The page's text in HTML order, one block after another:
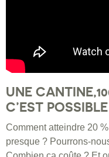
UNE
C’EST
Comment atteindre 20
presque ? Pourrons-